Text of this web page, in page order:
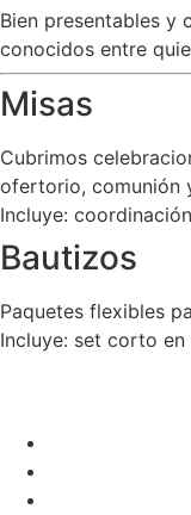
Bien presentables y
conocidos entre
Misas
Cubrimos
ofertorio, comunión
Incluye:
Bautizos
Paquetes flexibles
Incluye: set corto